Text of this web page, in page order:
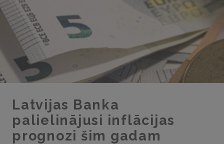
Latvijas Banka
palielinājusi inflācijas
prognozi šim gadam